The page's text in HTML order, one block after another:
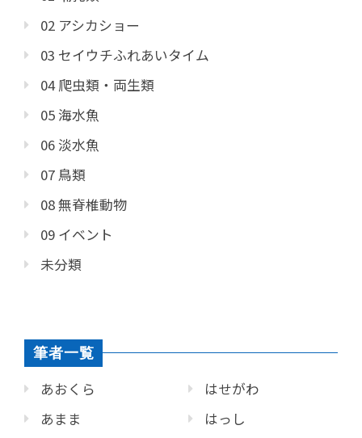
02 アシカショー
03 セイウチふれあいタイム
04 爬虫類・両生類
05 海水魚
06 淡水魚
07 鳥類
08 無脊椎動物
09 イベント
未分類
筆者一覧
あおくら
あまま
はせがわ
はっし